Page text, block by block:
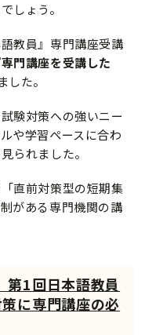
しょう。
教員』専門講座受講
専門講座を受講した
した。
験対策への強いニー
や学習ペースに合わ
られました。
直前対策型の短期集
がある専門機関の講
第1回日本語教員
に専門講座の必